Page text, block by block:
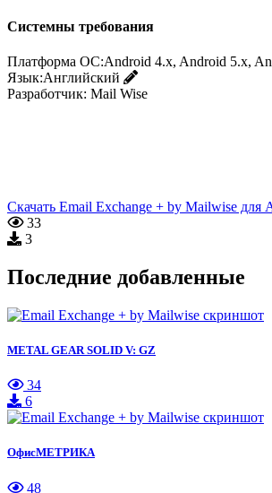
Системны требования
Платформа ОС:Android 4.x, Android 5.x,
Язык:Английский
Разработчик: Mail Wise
Скачать Email Exchange + by Mailwise для
33
3
Последние добавленные
METAL GEAR SOLID V: GZ
34
6
ОфисМЕТРИКА
48